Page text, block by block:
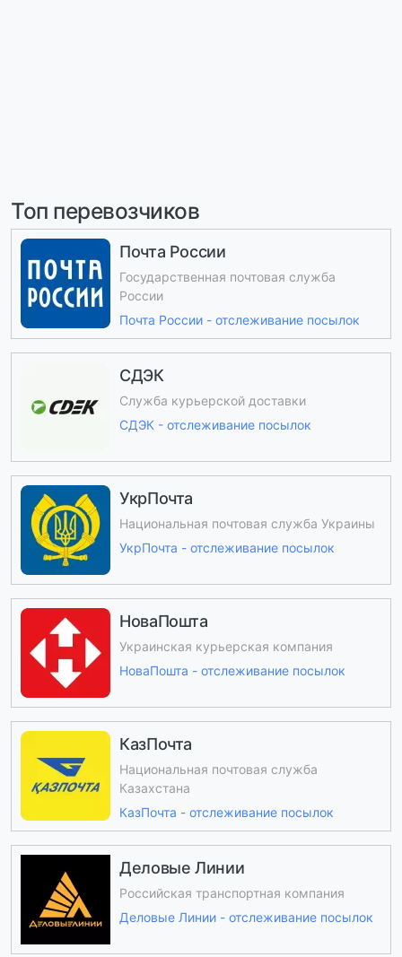
Топ перевозчиков
Почта России
Государственная почтовая служба
России
Почта России - отслеживание посылок
СДЭК
Служба курьерской доставки
СДЭК - отслеживание посылок
УкрПочта
Национальная почтовая служба Украины
УкрПочта - отслеживание посылок
НоваПошта
Украинская курьерская компания
НоваПошта - отслеживание посылок
КазПочта
Национальная почтовая служба
Казахстана
КазПочта - отслеживание посылок
Деловые Линии
Российская транспортная компания
Деловые Линии - отслеживание посылок